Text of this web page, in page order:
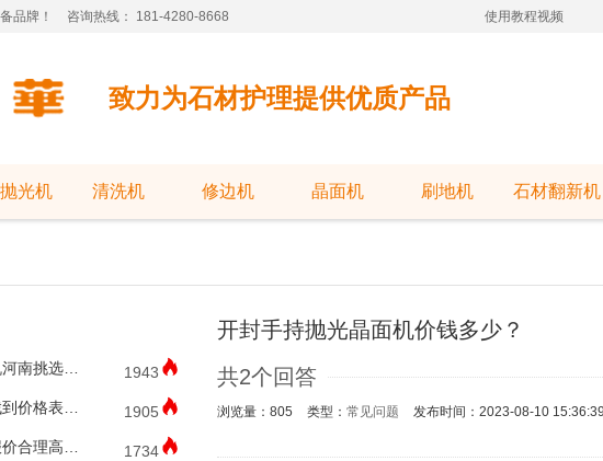
品牌！ 咨询热线： 181-4280-8668 使用教程视频
致力为石材护理提供优质产品
光机 清洗机 修边机 晶面机 刷地机 石材翻新机
开封手持抛光晶面机价钱多少？
共2个回答
浏览量：805 类型： 常见问题 发布时间：2023-08-10 15:36:39
1943
1905
1734